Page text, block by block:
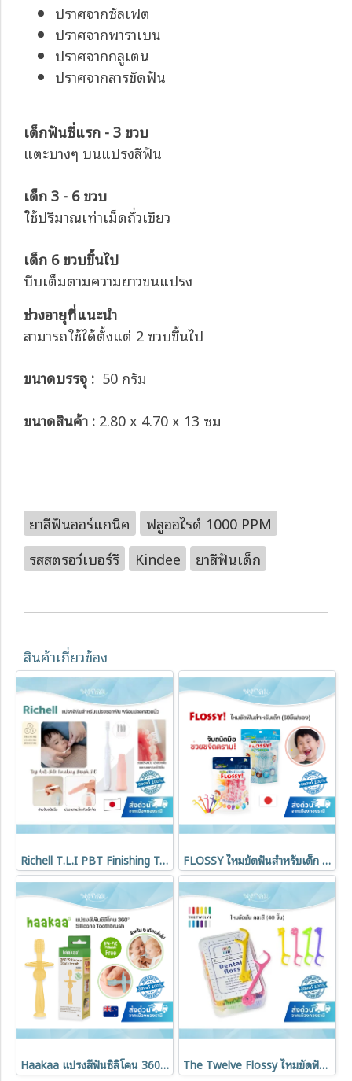
ปราศจากซัลเฟต
ปราศจากพาราเบน
ปราศจากกลูเตน
ปราศจากสารขัดฟัน
เด็กฟันซี่แรก - 3 ขวบ
แตะบางๆ บนแปรงสีฟัน
เด็ก 3 - 6 ขวบ
ใช้ปริมาณเท่าเม็ดถั่วเขียว
เด็ก 6 ขวบขึ้นไป
บีบเต็มตามความยาวขนแปรง
ช่วงอายุที่แนะนำ
สามารถใช้ได้ตั้งแต่ 2 ขวบขึ้นไป
ขนาดบรรจุ : 50 กรัม
ขนาดสินค้า : 2.80 x 4.70 x 13 ซม
ยาสีฟันออร์แกนิค
ฟลูออไรด์ 1000 PPM
รสสตรอว์เบอร์รี
Kindee ยาสีฟันเด็ก
สินค้าเกี่ยวข้อง
Richell T.L.I PBT Finishing Toothbrush แปรงซอกฟันเด็ก พร้อมปลอกสวมนิ้ว (4m+) FLOSSY ไหมขัดฟันสำหรับเด็ก (60ชิ้น/ซอง)
Haakaa แปรงสีฟันซิลิโคน 360° Silicone Toothbrush The Twelve Flossy ไหมขัดฟันสำหรับเด็ก นำเข้าจากเกาหลี เส้นไหมนุ่มพิเศษ